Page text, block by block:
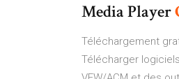
Media Player
Téléchargement
Télécharger